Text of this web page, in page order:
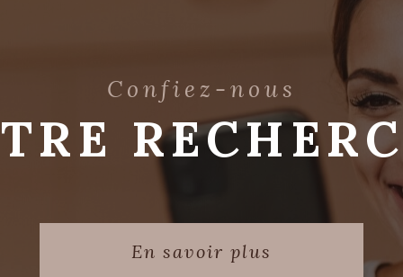
Confiez-nous
En savoir plus